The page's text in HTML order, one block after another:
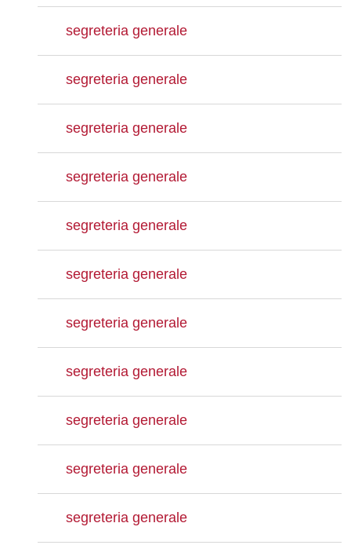
segreteria generale
segreteria generale
segreteria generale
segreteria generale
segreteria generale
segreteria generale
segreteria generale
segreteria generale
segreteria generale
segreteria generale
segreteria generale